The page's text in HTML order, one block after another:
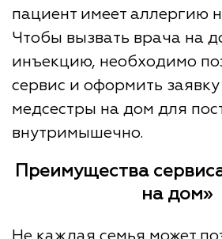
пациент имеет аллергию
Чтобы вызвать врача на
инъекцию, необходимо
сервис и оформить
медсестры на дом для
внутримышечно.
Преимущества
на дом»